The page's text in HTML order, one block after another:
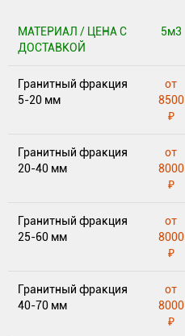
МАТЕРИАЛ / ЦЕНА С
ДОСТАВКОЙ
5м3
Гранитный фракция
5-20 мм
от
8500
₽
Гранитный фракция
20-40 мм
от
8000
₽
Гранитный фракция
25-60 мм
от
8000
₽
Гранитный фракция
40-70 мм
от
8000
₽